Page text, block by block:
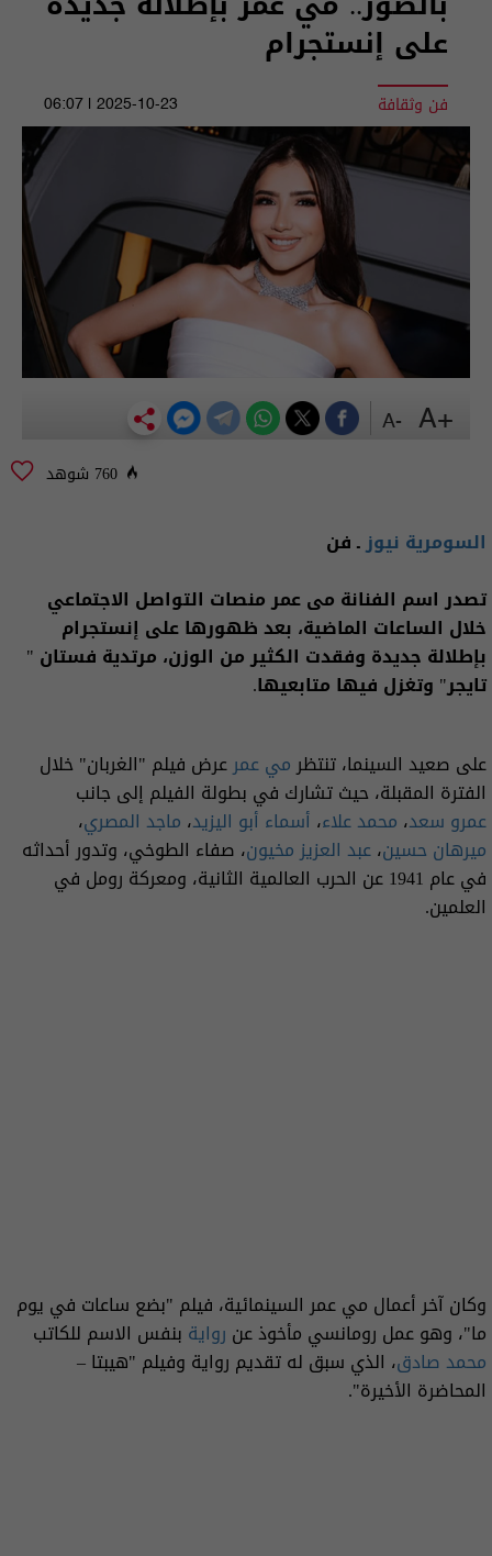
على إنستجرام
فن وثقافة 2025-10-23 | 06:07
760 شوهد
السومرية نيوزـ فن
تصدر اسم الفنانة مى عمر منصات التواصل الاجتماعي
خلال الساعات الماضية، بعد ظهورها على إنستجرام
بإطلالة جديدة وفقدت الكثير من الوزن، مرتدية فستان "
تايجر" وتغزل فيها متابعيها.
على صعيد السينما، تنتظرمي عمرعرض فيلم "الغربان" خلال
الفترة المقبلة، حيث تشارك في بطولة الفيلم إلى جانب
عمرو سعد، محمد علاء، أسماء أبو اليزيد، ماجد المصري،
ميرهان حسين،عبد العزيز مخيون، صفاء الطوخي، وتدور أحداثه
في عام 1941 عن الحرب العالمية الثانية، ومعركة رومل في
العلمين.
وكان آخر أعمال مي عمر السينمائية، فيلم "بضع ساعات في يوم
ما"، وهو عمل رومانسي مأخوذ عن رواية بنفس الاسم للكاتب
محمد صادق، الذي سبق له تقديم رواية وفيلم "هيبتا –
المحاضرة الأخيرة".
+A
-A